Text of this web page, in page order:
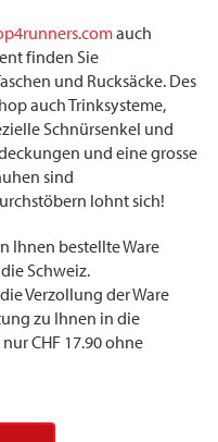
auch
finden Sie
und Rucksäcke. Des
auch Trinksysteme,
Schnürsenkel und
und eine grosse
sind
lohnt sich!
Ihnen bestellte Ware
Schweiz.
Verzollung der Ware
zu Ihnen in die
CHF 17.90 ohne